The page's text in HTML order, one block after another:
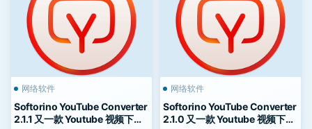
网络软件
Softorino YouTube Converter
2.1.1 又一款 Youtube 视频下载
网络软件
Softorino YouTube Converter
2.1.0 又一款 Youtube 视频下载